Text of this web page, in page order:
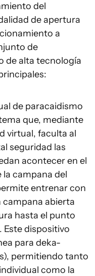
del
de apertura
a
de
de alta tecnología
de paracaidismo
que, mediante
virtual, faculta al
seguridad las
acontecer en el
campana del
entrenar con
campana abierta
hasta el punto
Este dispositivo
para deka-
permitiendo tanto
como la